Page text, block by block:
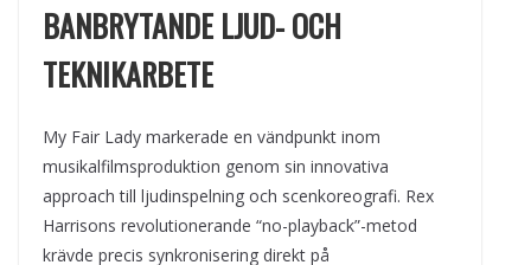
BANBRYTANDE LJUD- OCH
TEKNIKARBETE
My Fair Lady markerade en vändpunkt inom
musikalfilmsproduktion genom sin innovativa
approach till ljudinspelning och scenkoreografi. Rex
Harrisons revolutionerande “no-playback”-metod
krävde precis synkronisering direkt på